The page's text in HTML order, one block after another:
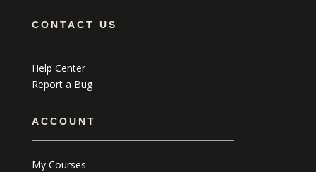
CONTACT US
Help Center
Report a Bug
ACCOUNT
My Courses